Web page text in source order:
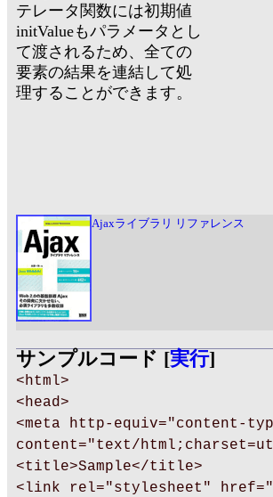
テレータ関数には初期値
initValueもパラメータとし
て渡されるため、全ての
要素の結果を連結して処
理することができます。
Ajaxライブラリ リファレンス
サンプルコード [実行]
<html>
<head>
<meta http-equiv="content-
content="text/
<title>Sample</title>
<link rel="stylesheet"